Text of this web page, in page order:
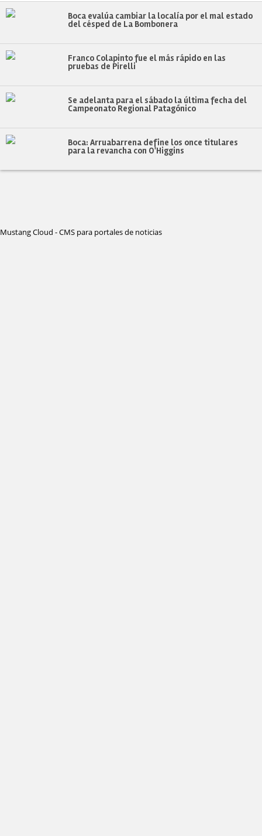
Boca evalúa cambiar la localía por el mal estado
del césped de La Bombonera
Franco Colapinto fue el más rápido en las
pruebas de Pirelli
Se adelanta para el sábado la última fecha del
Campeonato Regional Patagónico
Boca: Arruabarrena define los once titulares
para la revancha con O'Higgins
Mustang Cloud - CMS para portales de noticias